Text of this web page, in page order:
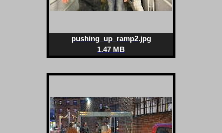
pushing_up_ramp2.jpg
1.47 MB